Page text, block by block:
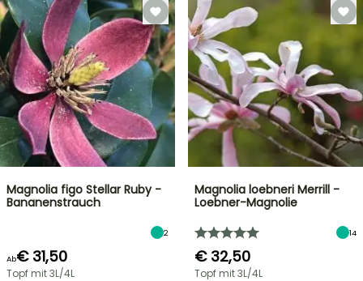
Magnolia figo Stellar Ruby -
Bananenstrauch
2
Ab€ 31,50
Topf mit 3L/4L
Magnolia loebneri Merrill -
Loebner-Magnolie
14
€ 32,50
Topf mit 3L/4L